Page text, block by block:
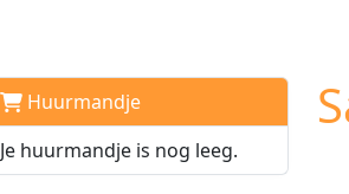
Huurmandje
Je huurmandje is nog leeg.